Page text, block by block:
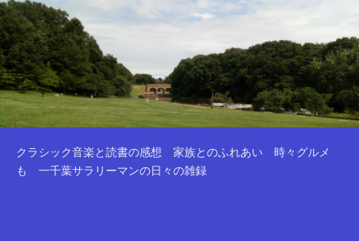
クラシック音楽と読書の感想 家族とのふれあい 時々グルメ
も 一千葉サラリーマンの日々の雑録